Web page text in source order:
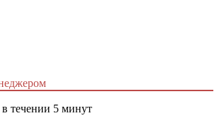
течении 5 минут